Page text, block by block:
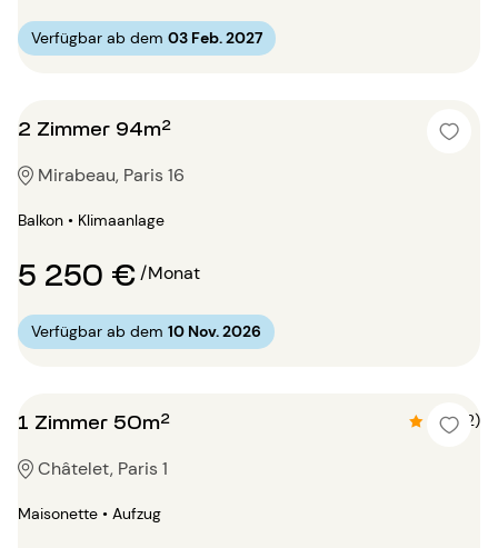
Verfügbar ab dem 03 Feb. 2027
2 Zimmer 94m²
Mirabeau, Paris 16
Balkon • Klimaanlage
5 250 €/Monat
Verfügbar ab dem 10 Nov. 2026
1 Zimmer 50m² 4.8 (12)
Châtelet, Paris 1
Maisonette • Aufzug